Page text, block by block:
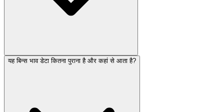
यह बिन्स भाव डेटा कितना पुराना है और कहां से आता है?